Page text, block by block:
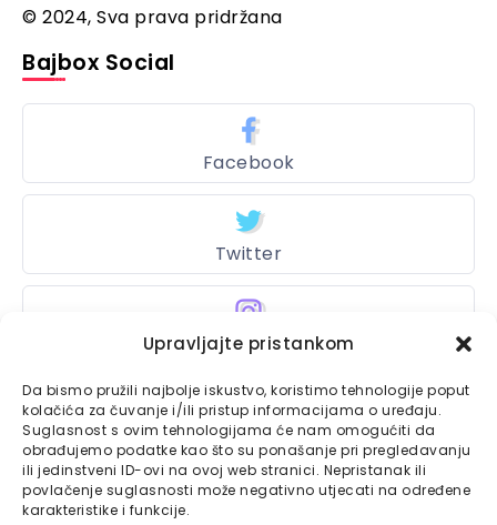
Upravljajte pristankom
Da bismo pružili najbolje iskustvo, koristimo tehnologije poput
kolačića za čuvanje i/ili pristup informacijama o uređaju.
Suglasnost s ovim tehnologijama će nam omogućiti da
obrađujemo podatke kao što su ponašanje pri pregledavanju
ili jedinstveni ID-ovi na ovoj web stranici. Nepristanak ili
povlačenje suglasnosti može negativno utjecati na određene
karakteristike i funkcije.
© 2024, Sva prava pridržana
Bajbox Social
Facebook
Twitter
Instagram
Bajtbox
Linkovi
Bajtbox koristi